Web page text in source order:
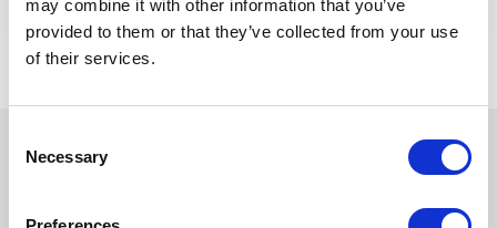
may combine it with other information that you’ve
provided to them or that they’ve collected from your use
of their services.
Selection
Necessary
POSTULEZ MAINTENANT
investi dans la digitalisation de